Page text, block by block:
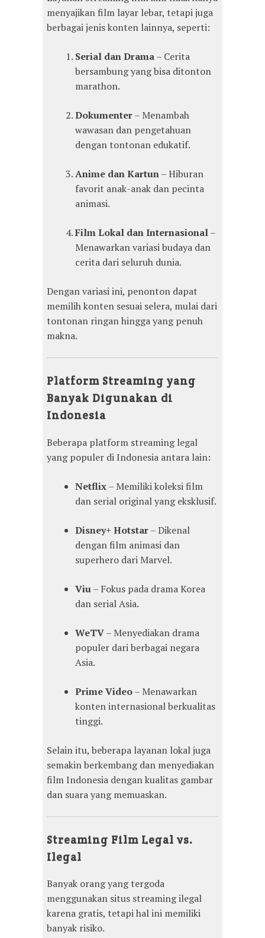
menyajikan film layar lebar, tetapi juga
berbagai jenis konten lainnya, seperti:
Serial dan Drama– Cerita
bersambung yang bisa ditonton
marathon.
Dokumenter– Menambah
wawasan dan pengetahuan
dengan tontonan edukatif.
Anime dan Kartun– Hiburan
favorit anak-anak dan pecinta
animasi.
Film Lokal dan Internasional–
Menawarkan variasi budaya dan
cerita dari seluruh dunia.
Dengan variasi ini, penonton dapat
memilih konten sesuai selera, mulai dari
tontonan ringan hingga yang penuh
makna.
Platform Streaming yang
Banyak Digunakan di
Indonesia
Beberapa platform streaming legal
yang populer di Indonesia antara lain:
Netflix– Memiliki koleksi film
dan serial original yang eksklusif.
Disney+ Hotstar– Dikenal
dengan film animasi dan
superhero dari Marvel.
Viu– Fokus pada drama Korea
dan serial Asia.
WeTV– Menyediakan drama
populer dari berbagai negara
Asia.
Prime Video– Menawarkan
konten internasional berkualitas
tinggi.
Selain itu, beberapa layanan lokal juga
semakin berkembang dan menyediakan
film Indonesia dengan kualitas gambar
dan suara yang memuaskan.
Streaming Film Legal vs.
Ilegal
Banyak orang yang tergoda
menggunakan situs streaming ilegal
karena gratis, tetapi hal ini memiliki
banyak risiko.